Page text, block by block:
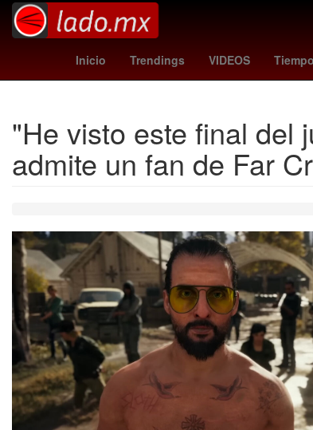
Inicio Trendings VIDEOS
estafa iphone 16 pro max Agresión
"He visto este final del
admite un fan de Far